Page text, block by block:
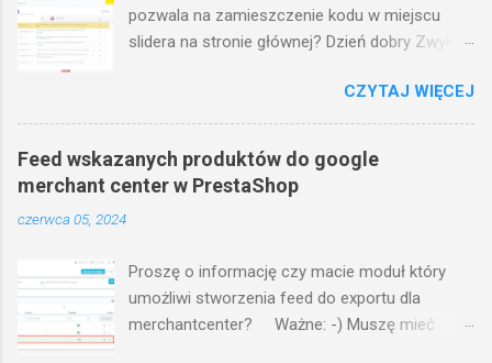
pozwala na zamieszczenie kodu w miejscu
slidera na stronie głównej? Dzień dobry Zwykle
wykorzystywanego szablonu. Jeżeli jest to
standardowy szablon, to nazwa pozycji w
której znajduje się slider to displayHome W
module html box pro tworzymy własną treść w
tej pozycji: https://i.imgur.com/Gp4coSo.png
Natomiast aby tę treść wyświetlić konkretnie w
miejscu slidera, to w dziale design > pozycje na
liście modułów displayHome przesuwamy
CZYTAJ WIĘCEJ
Feed wskazanych produktów do google
merchant center w PrestaShop
czerwca 05, 2024
Proszę o informację czy macie moduł który
umożliwi stworzenia feed do exportu dla
merchantcenter? Ważne: -) Muszę mieć